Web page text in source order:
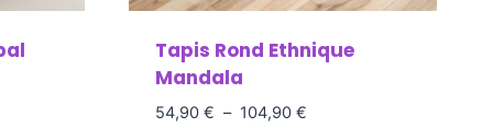
Tapis Rond Ethnique
Mandala
54,90 € – 104,90 €